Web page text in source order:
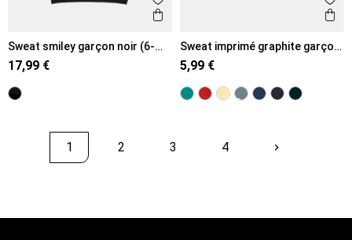
Ajouter aux favoris
Aperçu rapide
Sweat smiley garçon noir (6-
12A)
17,99 €
Sweat imprimé graphite garçon
(3-12A)
5,99 €
1 2 3 4 keyboard_arrow_rightSuivant